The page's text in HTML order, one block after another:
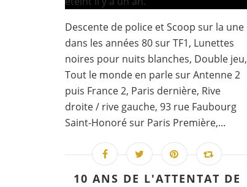
Descente de police et Scoop sur la une
dans les années 80 sur TF1, Lunettes
noires pour nuits blanches, Double jeu,
Tout le monde en parle sur Antenne 2
puis France 2, Paris dernière, Rive
droite / rive gauche, 93 rue Faubourg
Saint-Honoré sur Paris Première,...
10 ANS DE L'ATTENTAT DE